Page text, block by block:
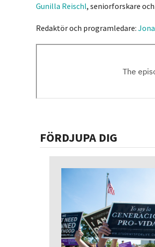
Gunilla Reischl, seniorforskare
Redaktör och programledare:
FÖRDJUPA DIG